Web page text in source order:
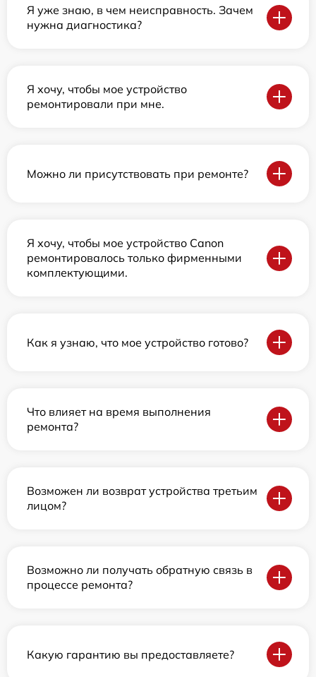
Я уже знаю, в чем неисправность. Зачем
нужна диагностика?
Я хочу, чтобы мое устройство
ремонтировали при мне.
Можно ли присутствовать при ремонте?
Я хочу, чтобы мое устройство Canon
ремонтировалось только фирменными
комплектующими.
Как я узнаю, что мое устройство готово?
Что влияет на время выполнения
ремонта?
Возможен ли возврат устройства третьим
лицом?
Возможно ли получать обратную связь в
процессе ремонта?
Какую гарантию вы предоставляете?